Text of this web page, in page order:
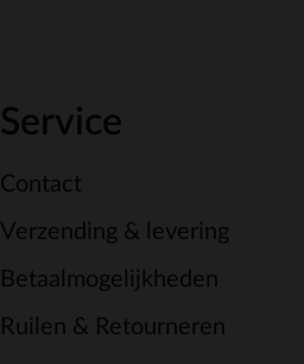
Service
Contact
Verzending & levering
Betaalmogelijkheden
Ruilen & Retourneren